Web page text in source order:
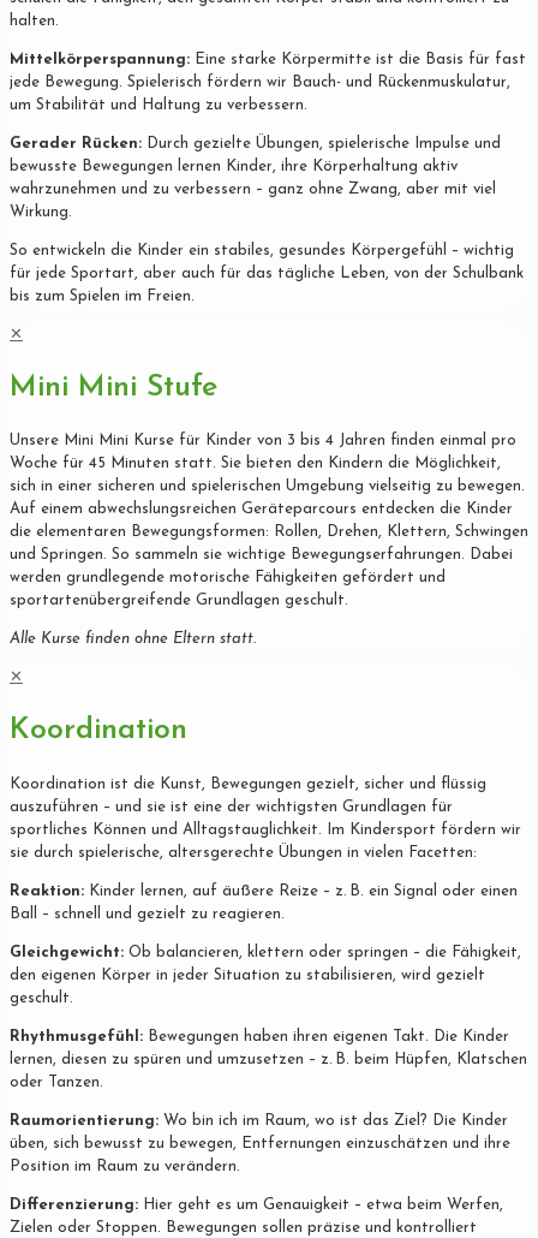
halten.
Mittelkörperspannung: Eine starke Körpermitte ist die Basis für fast
jede Bewegung. Spielerisch fördern wir Bauch- und Rückenmuskulatur,
um Stabilität und Haltung zu verbessern.
Gerader Rücken: Durch gezielte Übungen, spielerische Impulse und
bewusste Bewegungen lernen Kinder, ihre Körperhaltung aktiv
wahrzunehmen und zu verbessern – ganz ohne Zwang, aber mit viel
Wirkung.
So entwickeln die Kinder ein stabiles, gesundes Körpergefühl – wichtig
für jede Sportart, aber auch für das tägliche Leben, von der Schulbank
bis zum Spielen im Freien.
✕
Mini Mini Stufe
Unsere Mini Mini Kurse für Kinder von 3 bis 4 Jahren finden einmal pro
Woche für 45 Minuten statt. Sie bieten den Kindern die Möglichkeit,
sich in einer sicheren und spielerischen Umgebung vielseitig zu bewegen.
Auf einem abwechslungsreichen Geräteparcours entdecken die Kinder
die elementaren Bewegungsformen: Rollen, Drehen, Klettern, Schwingen
und Springen. So sammeln sie wichtige Bewegungserfahrungen. Dabei
werden grundlegende motorische Fähigkeiten gefördert und
sportartenübergreifende Grundlagen geschult.
Alle Kurse finden ohne Eltern statt.
✕
Koordination
Koordination ist die Kunst, Bewegungen gezielt, sicher und flüssig
auszuführen – und sie ist eine der wichtigsten Grundlagen für
sportliches Können und Alltagstauglichkeit. Im Kindersport fördern wir
sie durch spielerische, altersgerechte Übungen in vielen Facetten:
Reaktion: Kinder lernen, auf äußere Reize – z. B. ein Signal oder einen
Ball – schnell und gezielt zu reagieren.
Gleichgewicht: Ob balancieren, klettern oder springen – die Fähigkeit,
den eigenen Körper in jeder Situation zu stabilisieren, wird gezielt
geschult.
Rhythmusgefühl: Bewegungen haben ihren eigenen Takt. Die Kinder
lernen, diesen zu spüren und umzusetzen – z. B. beim Hüpfen, Klatschen
oder Tanzen.
Raumorientierung: Wo bin ich im Raum, wo ist das Ziel? Die Kinder
üben, sich bewusst zu bewegen, Entfernungen einzuschätzen und ihre
Position im Raum zu verändern.
Differenzierung: Hier geht es um Genauigkeit – etwa beim Werfen,
Zielen oder Stoppen. Bewegungen sollen präzise und kontrolliert